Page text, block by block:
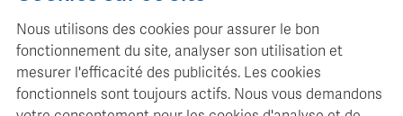
1054 GT Amsterdam
+ 31 (0)20 379 11 01
info@retriever.nl
www.retriever.nl
Nous utilisons des cookies pour assurer le bon
fonctionnement du site, analyser son utilisation et
mesurer l'efficacité des publicités. Les cookies
fonctionnels sont toujours actifs. Nous vous demandons